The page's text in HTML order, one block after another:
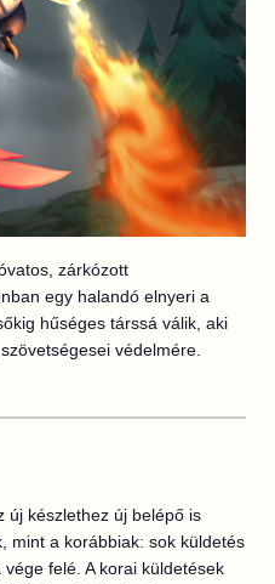
zárkózott
egy halandó elnyeri a
hűséges társsá válik, aki
védelmére.
új készlethez új belépő is
mint a korábbiak: sok küldetés
felé. A korai küldetések